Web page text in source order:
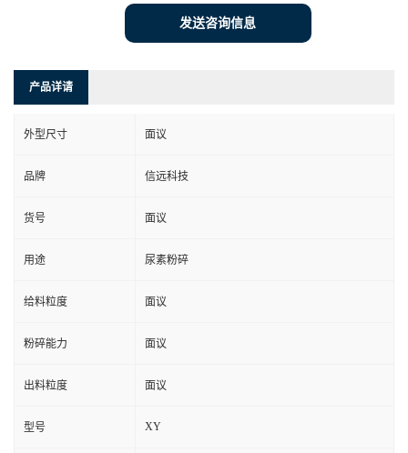
发送咨询信息
产品详请
外型尺寸 面议
品牌 信远科技
货号 面议
用途 尿素粉碎
给料粒度 面议
粉碎能力 面议
出料粒度 面议
型号 XY